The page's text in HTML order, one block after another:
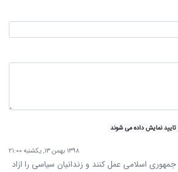
تایید نمایش داده می شوند
۱۳۹۸ بهمن ۱۳, یکشنبه ۲۱:۰۰
اساسی جمهوری اسلامی عمل کنند و زندانیان سیاسی را ازاد